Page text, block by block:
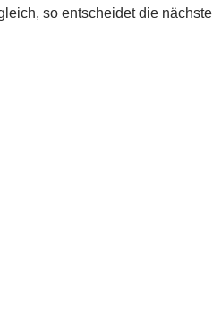
so entscheidet die nächste